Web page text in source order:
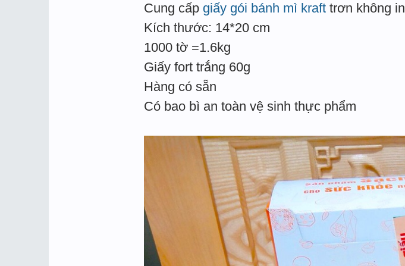
Cung cấp giấy gói bánh mì kraft trơn không in
Kích thước: 14*20 cm
1000 tờ =1.6kg
Giấy fort trắng 60g
Hàng có sẵn
Có bao bì an toàn vệ sinh thực phẩm